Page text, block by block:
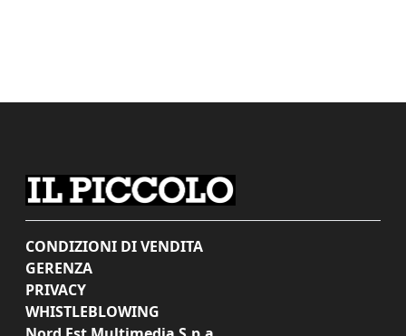
CONDIZIONI DI VENDITA
GERENZA
PRIVACY
WHISTLEBLOWING